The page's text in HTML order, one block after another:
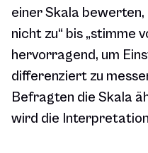
einer Skala
nicht zu“ bis „stimme
hervorragend, um
differenziert zu
Befragten die Skala
wird die